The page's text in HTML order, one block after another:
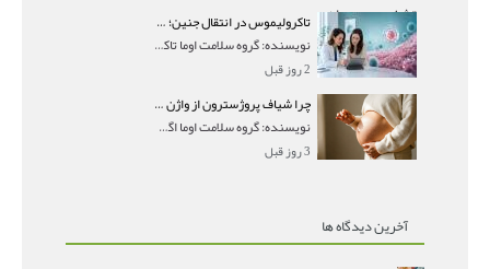
تاکرولیموس در انتقال جنین؛ آیا شانس لانه‌گزینی را افزایش می‌دهد؟
نویسنده: گروه سلامت اوما تاکرولیموس در انتقال جنین
2 روز قبل
چرا شیاف پروژسترون از واژن بیرون می‌ریزد؟ میزان جذب و زمان صحیح مصرف
نویسنده: گروه سلامت اوما اگر بعد از گذاشتن شیاف پر
3 روز قبل
آخرین دیدگاه ها